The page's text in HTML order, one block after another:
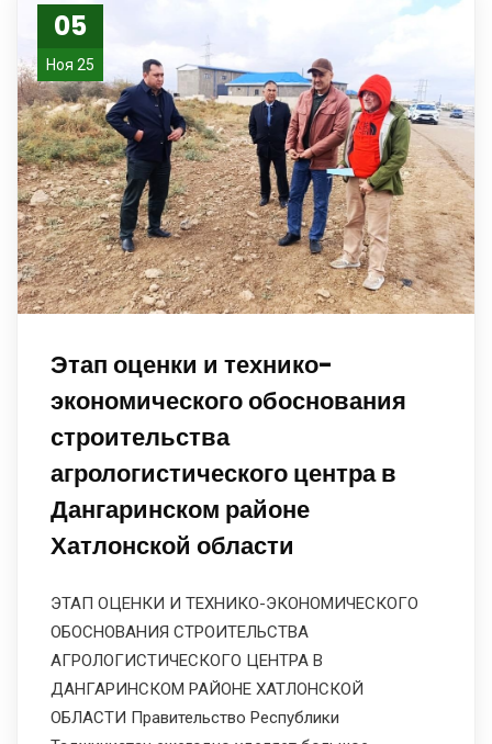
05
Ноя 25
Этап оценки и технико-
экономического обоснования
строительства
агрологистического центра в
Дангаринском районе
Хатлонской области
ЭТАП ОЦЕНКИ И ТЕХНИКО-ЭКОНОМИЧЕСКОГО
ОБОСНОВАНИЯ СТРОИТЕЛЬСТВА
АГРОЛОГИСТИЧЕСКОГО ЦЕНТРА В
ДАНГАРИНСКОМ РАЙОНЕ ХАТЛОНСКОЙ
ОБЛАСТИ Правительство Республики